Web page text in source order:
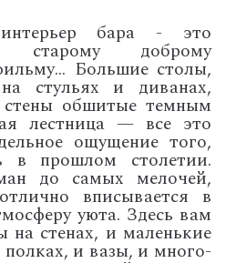
бара - это
старому доброму
Большие столы,
стульях и диванах,
обшитые темным
лестница — все это
ощущение того,
в прошлом столетии.
до самых мелочей,
вписывается в
уюта. Здесь вам
на стенах, и маленькие
и вазы, и много-